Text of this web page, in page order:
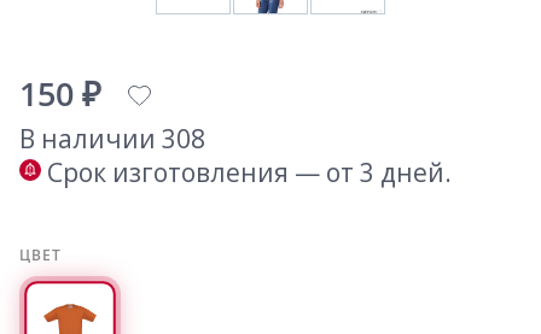
150 ₽
В наличии 308
Срок изготовления — от 3 дней.
ЦВЕТ